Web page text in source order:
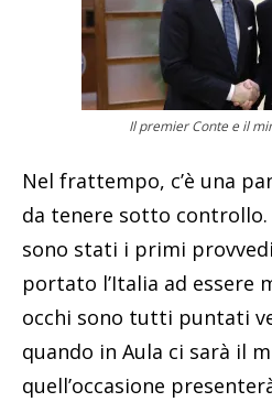
Il premier Conte e il
Nel frattempo, c’è una
da tenere sotto controllo.
sono stati i primi
portato l’Italia ad essere
occhi sono tutti puntati
quando in Aula ci sarà il
quell’occasione